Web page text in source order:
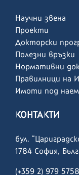
Научни звена
Проекти
Докторски
Полезни връзки
Нормативни
Правилници на
Имоти под наем
КОНТАКТИ
бул.
1784 София,
(+359 2) 979 5758